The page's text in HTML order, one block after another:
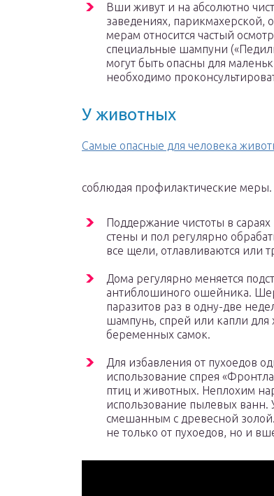
Вши живут и на абсолютно
заведениях, парикмахерской,
мерам относится частый
специальные шампуни
могут быть опасны для
необходимо
У животных
Самые опасные для человека
соблюдая профилактические меры.
Поддержание чистоты в
стены и пол регулярно
все щели, отлавливаются или
Дома регулярно меняется
антиблошиного ошейника.
паразитов раз в одну-две
шампунь, спрей или капли для
беременных самок.
Для избавления от пухоедов
использование спрея
птиц и животных. Неплохим
использование пылевых ванн.
смешанным с древесной золой.
не только от пухоедов, но и